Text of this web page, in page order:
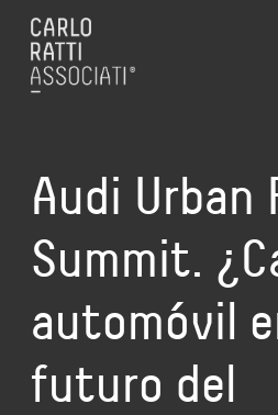
Audi Urban
Summit.
automóvil
futuro del